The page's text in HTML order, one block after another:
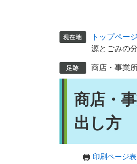
トップページ
源とごみの
商店・事業
商店・
出し方
印刷ページ